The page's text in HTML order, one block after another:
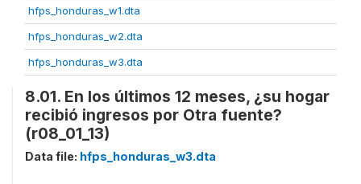
hfps_honduras_w1.dta
hfps_honduras_w2.dta
hfps_honduras_w3.dta
8.01. En los últimos 12 meses, ¿su hogar
recibió ingresos por Otra fuente?
(r08_01_13)
Data file: hfps_honduras_w3.dta